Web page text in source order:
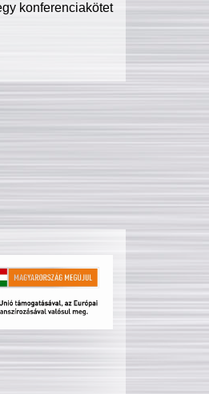
konferenciakötet